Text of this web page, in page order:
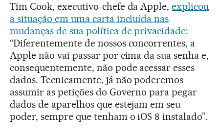
Tim Cook, executivo-chefe da Apple,explicou
a situação em uma carta incluída nas
mudanças de sua política de privacidade:
“Diferentemente de nossos concorrentes, a
Apple não vai passar por cima da sua senha e,
consequentemente, não pode acessar esses
dados. Tecnicamente, já não poderemos
assumir as petições do Governo para pegar
dados de aparelhos que estejam em seu
poder, sempre que tenham o iOS 8 instalado”.